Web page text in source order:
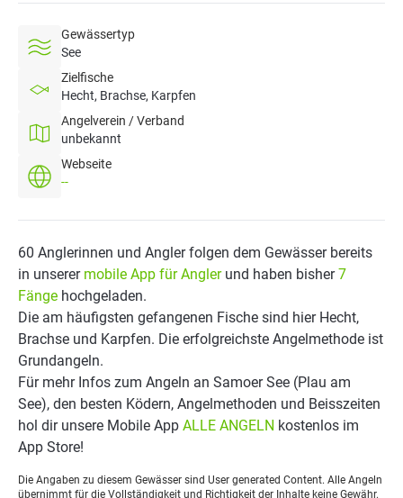
Gewässertyp
See
Zielfische
Hecht, Brachse, Karpfen
Angelverein / Verband
unbekannt
Webseite
--
60 Anglerinnen und Angler folgen dem Gewässer bereits
in unserer mobile App für Anglerund haben bisher7
Fänge hochgeladen.
Die am häufigsten gefangenen Fische sind hier Hecht,
Brachse und Karpfen. Die erfolgreichste Angelmethode ist
Grundangeln.
Für mehr Infos zum Angeln an Samoer See (Plau am
See), den besten Ködern, Angelmethoden und Beisszeiten
hol dir unsere Mobile App ALLE ANGELN kostenlos im
App Store!
Die Angaben zu diesem Gewässer sind User generated Content. Alle Angeln
übernimmt für die Vollständigkeit und Richtigkeit der Inhalte keine Gewähr.